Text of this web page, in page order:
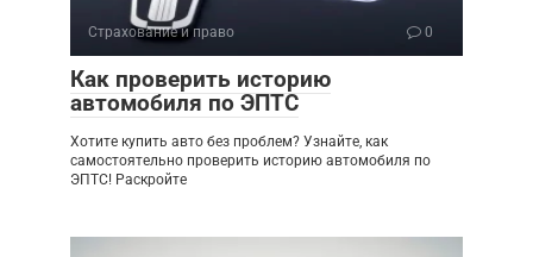
Страхование и право 0
Как проверить историю
автомобиля по ЭПТС
Хотите купить авто без проблем? Узнайте, как
самостоятельно проверить историю автомобиля по
ЭПТС! Раскройте